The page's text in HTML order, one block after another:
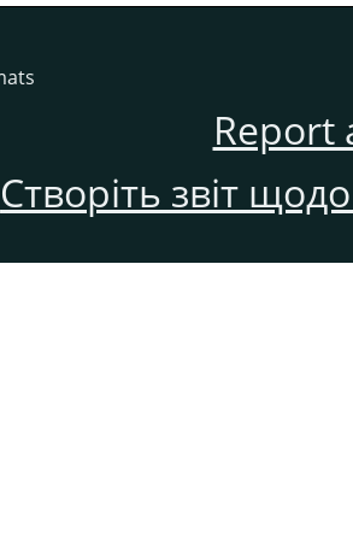
Report
Створіть звіт